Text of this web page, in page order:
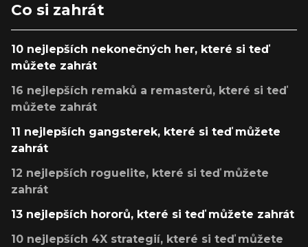
Co si zahrát
10 nejlepších nekonečných her, které si teď
můžete zahrát
16 nejlepších remaků a remasterů, které si teď
můžete zahrát
11 nejlepších gangsterek, které si teď můžete
zahrát
12 nejlepších roguelite, které si teď můžete
zahrát
13 nejlepších hororů, které si teď můžete zahrát
10 nejlepších 4X strategií, které si teď můžete